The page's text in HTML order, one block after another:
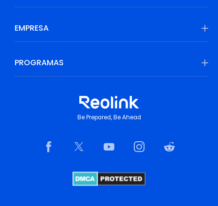
EMPRESA
PROGRAMAS
Be Prepared, Be Ahead